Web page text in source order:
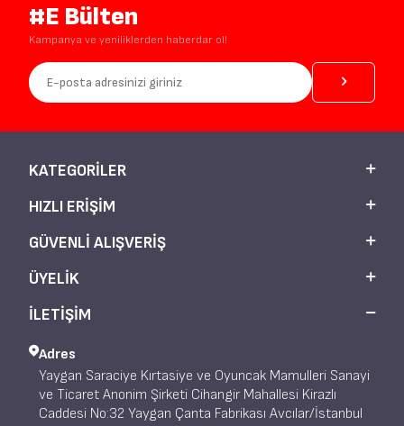
#E Bülten
Kampanya ve yeniliklerden haberdar ol!
KATEGORILER
HIZLI ERIŞIM
GÜVENLI ALIŞVERIŞ
ÜYELIK
İLETİŞİM
Adres
Yaygan Saraciye Kırtasiye ve Oyuncak Mamulleri Sanayi
ve Ticaret Anonim Şirketi Cihangir Mahallesi Kirazlı
Caddesi No:32 Yaygan Çanta Fabrikası Avcılar/İstanbul